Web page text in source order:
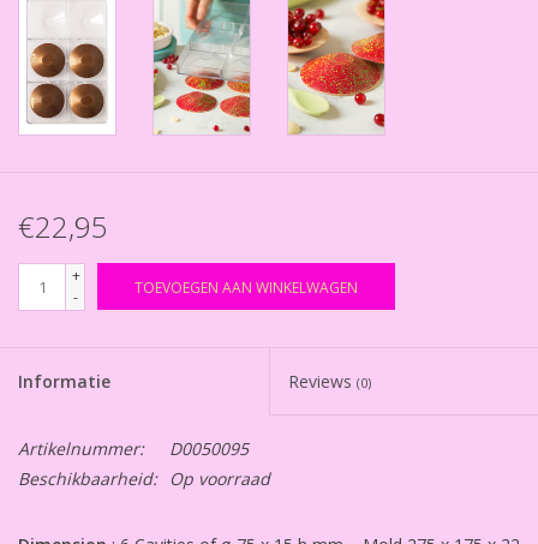
€22,95
+
-
TOEVOEGEN AAN WINKELWAGEN
Informatie Reviews (0)
Artikelnummer:
D0050095
Beschikbaarheid:
Op voorraad